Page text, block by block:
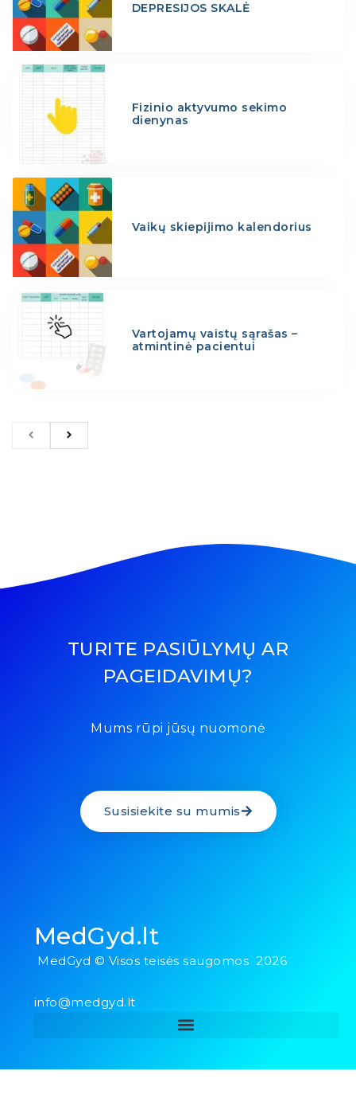
DEPRESIJOS SKALĖ
Fizinio aktyvumo sekimo
dienynas
Vaikų skiepijimo kalendorius
Vartojamų vaistų sąrašas –
atmintinė pacientui
TURITE PASIŪLYMŲ AR
PAGEIDAVIMŲ?
Mums rūpi jūsų nuomonė
Susisiekite su mumis
MedGyd.lt
MedGyd © Visos teisės saugomos 2026
info@medgyd.lt